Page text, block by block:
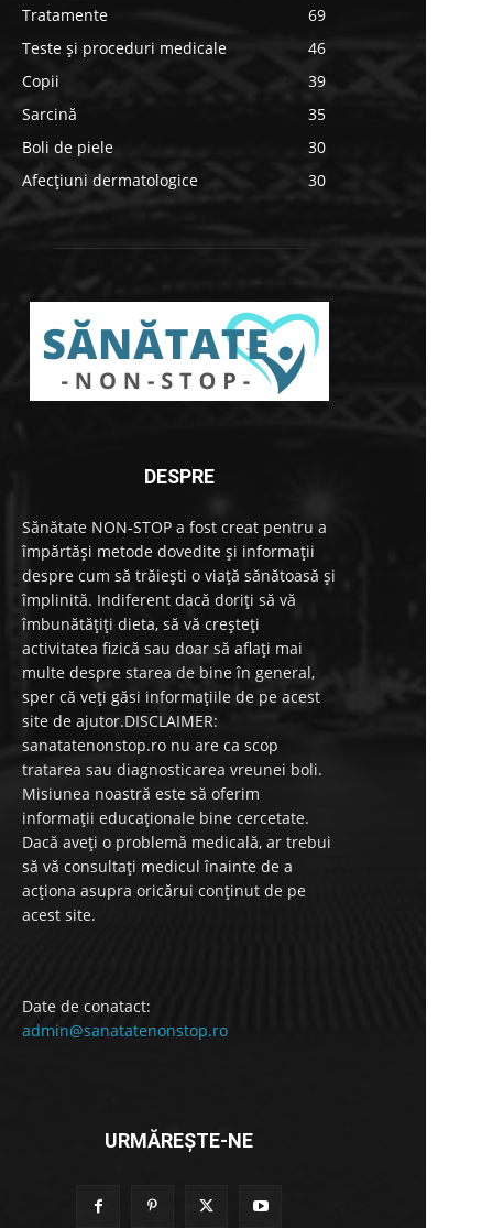
Tratamente
69
Teste și proceduri medicale
46
Copii
39
Sarcină
35
Boli de piele
30
Afecțiuni dermatologice
30
DESPRE
Sănătate NON-STOP a fost creat pentru a
împărtăși metode dovedite și informații
despre cum să trăiești o viață sănătoasă și
împlinită. Indiferent dacă doriți să vă
îmbunătățiți dieta, să vă creșteți
activitatea fizică sau doar să aflați mai
multe despre starea de bine în general,
sper că veți găsi informațiile de pe acest
site de ajutor.DISCLAIMER:
sanatatenonstop.ro nu are ca scop
tratarea sau diagnosticarea vreunei boli.
Misiunea noastră este să oferim
informații educaționale bine cercetate.
Dacă aveți o problemă medicală, ar trebui
să vă consultați medicul înainte de a
acționa asupra oricărui conținut de pe
acest site.
Date de conatact:
admin@sanatatenonstop.ro
URMĂREȘTE-NE